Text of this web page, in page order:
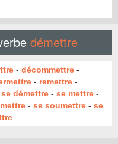
démettre
- décommettre -
- remettre -
se démettre - se mettre -
- se soumettre - se